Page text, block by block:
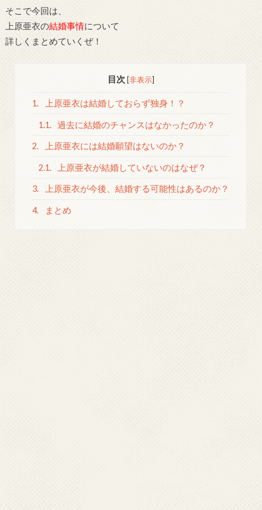
そこで今回は、
上原亜衣の結婚事情について
詳しくまとめていくぜ！
目次 [非表示]
1. 上原亜衣は結婚しておらず独身！？
1.1. 過去に結婚のチャンスはなかったのか？
2. 上原亜衣には結婚願望はないのか？
2.1. 上原亜衣が結婚していないのはなぜ？
3. 上原亜衣が今後、結婚する可能性はあるのか？
4. まとめ